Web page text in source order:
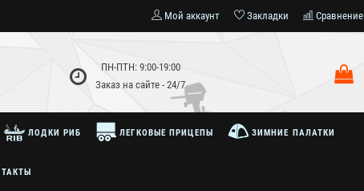
Мой аккаунт Закладки Сравнение
ПН-ПТН: 9:00-19:00
Заказ на сайте - 24/7
ЛОДКИ РИБ ЛЕГКОВЫЕ ПРИЦЕПЫ ЗИМНИЕ ПАЛАТКИ